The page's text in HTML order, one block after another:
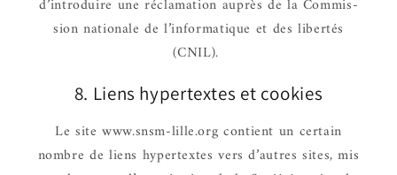
d’in­tro­duire une récla­ma­tion auprès de la Commis­
sion natio­nale de l’in­for­ma­tique et des liber­tés
(CNIL).
8. Liens hyper­textes et cookies
Le site www.snsm-lille.org contient un certain
nombre de liens hyper­textes vers d’autres sites, mis